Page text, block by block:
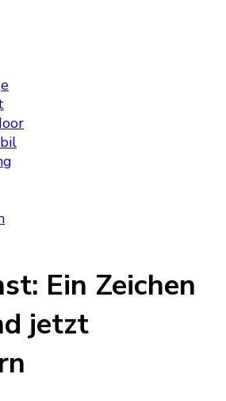
Ein Zeichen
jetzt